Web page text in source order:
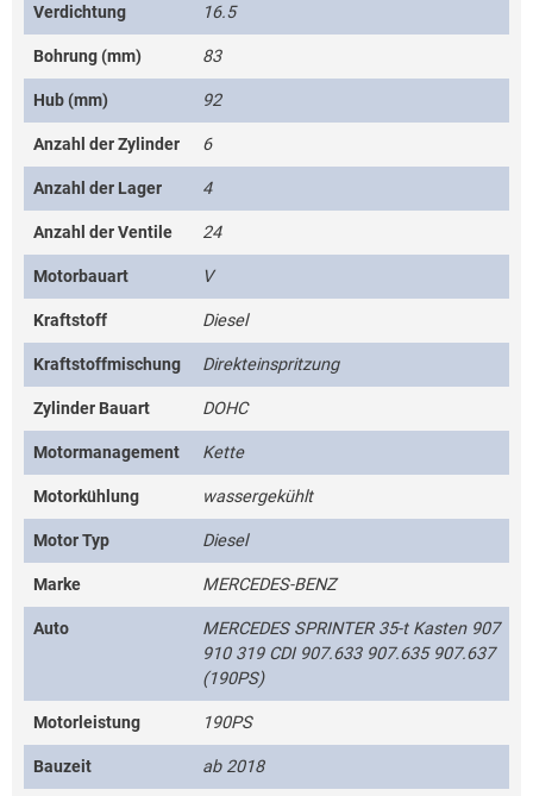
Verdichtung 16.5
Bohrung (mm) 83
Hub (mm) 92
Anzahl der Zylinder 6
Anzahl der Lager 4
Anzahl der Ventile 24
Motorbauart V
Kraftstoff Diesel
Kraftstoffmischung Direkteinspritzung
Zylinder Bauart DOHC
Motormanagement Kette
Motorkühlung wassergekühlt
Motor Typ Diesel
Marke MERCEDES-BENZ
Auto
MERCEDES SPRINTER 35-t Kasten 907
910 319 CDI 907.633 907.635 907.637
(190PS)
Motorleistung 190PS
Bauzeit ab 2018